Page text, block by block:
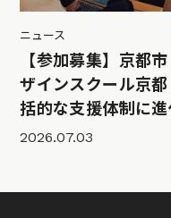
ニュース
【参加募集】京都
ザインスクール京
括的な支援体制に進
2026.07.03